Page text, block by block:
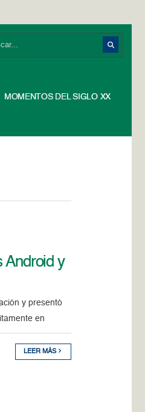
MOMENTOS DEL SIGLO XX
Android y
y presentó
en
LEER MÁS